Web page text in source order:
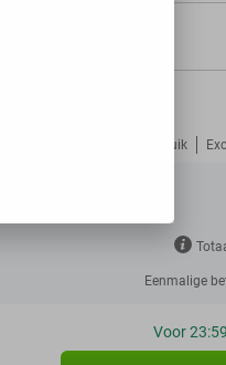
Gratis verzekerd tegen misbruik
Eenmalige
Voor